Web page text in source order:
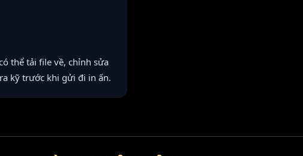
thể tải file về, chỉnh sửa
kỹ trước khi gửi đi in ấn.